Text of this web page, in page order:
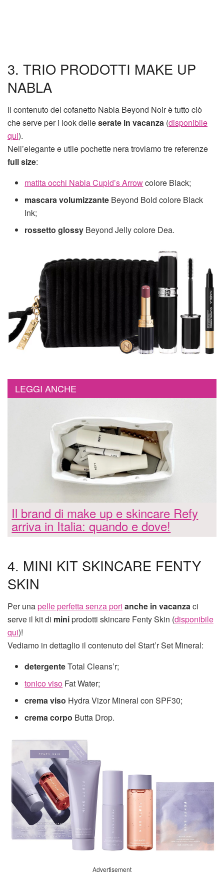
3. TRIO PRODOTTI MAKE UP
NABLA
Il contenuto del cofanetto Nabla Beyond Noir è tutto ciò
che serve per i look delleserate in vacanza (disponibile
qui).
Nell’elegante e utile pochette nera troviamo tre referenze
full size:
matita occhi Nabla Cupid’s Arrowcolore Black;
mascara volumizzante Beyond Bold colore Black
Ink;
rossetto glossy Beyond Jelly colore Dea.
LEGGI ANCHE
Il brand di make up e skincare Refy
arriva in Italia: quando e dove!
4. MINI KIT SKINCARE FENTY
SKIN
Per unapelle perfetta senza pori anche in vacanzaci
serve il kit di miniprodotti skincare Fenty Skin (disponibile
qui)!
Vediamo in dettaglio il contenuto del Start’r Set Mineral:
detergenteTotal Cleans’r;
tonico viso Fat Water;
crema viso Hydra Vizor Mineral con SPF30;
crema corpo Butta Drop.
Advertisement